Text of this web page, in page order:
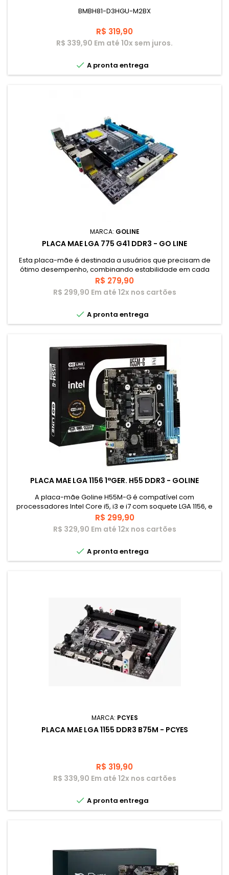
BMBH81-D3HGU-M2BX
Preço
R$ 319,90
R$ 339,90 Em até 10x sem juros.
 A pronta entrega
MARCA: GOLINE
PLACA MAE LGA 775 G41 DDR3 - GO LINE
Esta placa-mãe é destinada a usuários que precisam de
ótimo desempenho, combinando estabilidade em cada
componente. Graças ao chipset Intel G41, esta placa tem
compatibilidade e suporte para processadores Intel Core 2,
Pentium e Celeron com LGA 775. O GL-G41-MA inclui suporte
Preço
R$ 279,90
R$ 299,90 Em até 12x nos cartões
 A pronta entrega
PLACA MAE LGA 1156 1ªGER. H55 DDR3 - GOLINE
A placa-mãe Goline H55M-G é compatível com
processadores Intel Core i5, i3 e i7 com soquete LGA 1156, e
suporta até 8GB de memória RAM DDR3, com velocidade
máxima de 1600MHz. Esta placa-mãe é alimentada pelo
chipset Intel H55, que fornece todas as suporte necessário
Preço
R$ 299,90
R$ 329,90 Em até 12x nos cartões
 A pronta entrega
MARCA: PCYES
PLACA MAE LGA 1155 DDR3 B75M - PCYES
Preço
R$ 319,90
R$ 339,90 Em até 12x nos cartões
 A pronta entrega